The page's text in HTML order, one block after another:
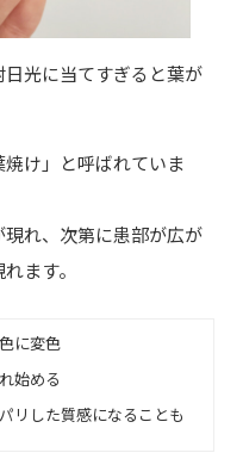
光に当てすぎると葉が
け」と呼ばれていま
れ、次第に患部が広が
ます。
に変色
始める
リした質感になることも